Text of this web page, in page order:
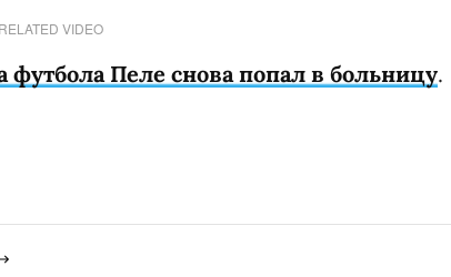
RELATED VIDEO
футбола Пеле снова попал в больницу.